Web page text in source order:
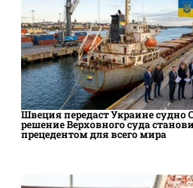
Швеция передаст Украине судно
решение Верховного суда
прецедентом для всего мира